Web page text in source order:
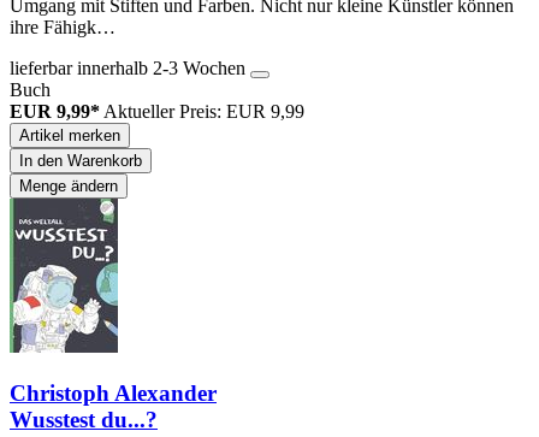
Umgang mit Stiften und Farben. Nicht nur kleine Künstler können
ihre Fähigk…
lieferbar innerhalb 2-3 Wochen
Buch
EUR 9,99* Aktueller Preis: EUR 9,99
Artikel merken
In den Warenkorb
Menge ändern
Christoph Alexander
Wusstest du...?